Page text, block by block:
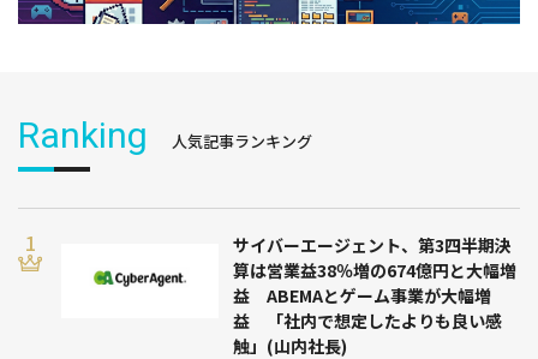
Ranking 人気記事ランキング
サイバーエージェント、第3四半期決
算は営業益38％増の674億円と大幅増
益 ABEMAとゲーム事業が大幅増
益 「社内で想定したよりも良い感
触」(山内社長)